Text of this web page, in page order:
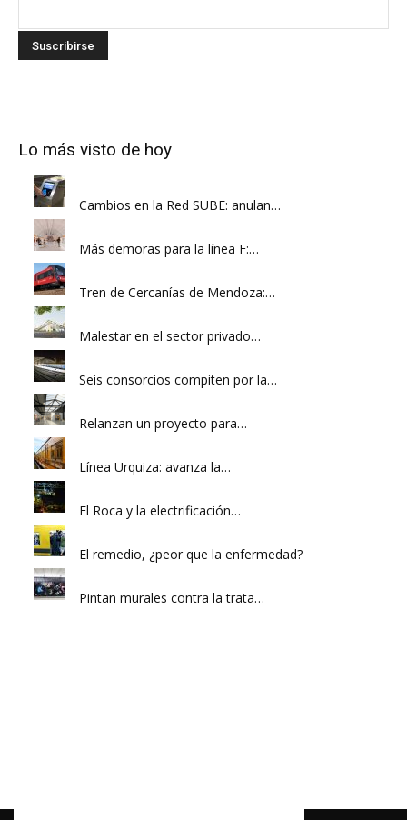
Lo más visto de hoy
Cambios en la Red SUBE: anulan…
Más demoras para la línea F:…
Tren de Cercanías de Mendoza:…
Malestar en el sector privado…
Seis consorcios compiten por la…
Relanzan un proyecto para…
Línea Urquiza: avanza la…
El Roca y la electrificación…
El remedio, ¿peor que la enfermedad?
Pintan murales contra la trata…